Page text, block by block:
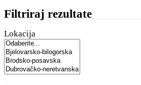
Filtriraj rezultate
Lokacija